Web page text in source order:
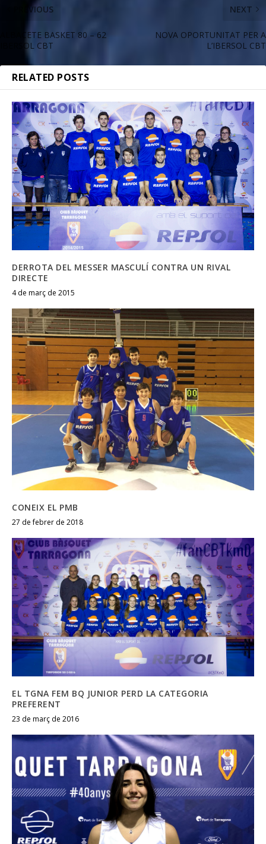
PREVIOUS
ALBACETE BASKET 80 – 62
IBERSOL CBT
NEXT
NOVA OPORTUNITAT PER A
L’IBERSOL CBT
RELATED POSTS
DERROTA DEL MESSER MASCULÍ CONTRA UN RIVAL
DIRECTE
4 de març de 2015
CONEIX EL PMB
27 de febrer de 2018
EL TGNA FEM BQ JUNIOR PERD LA CATEGORIA
PREFERENT
23 de març de 2016